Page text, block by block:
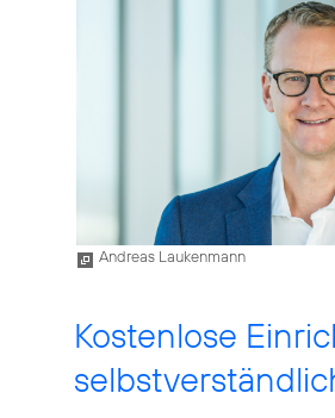
Andreas Laukenmann
Kostenlose